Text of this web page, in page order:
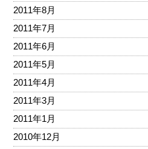
2011年8月
2011年7月
2011年6月
2011年5月
2011年4月
2011年3月
2011年1月
2010年12月